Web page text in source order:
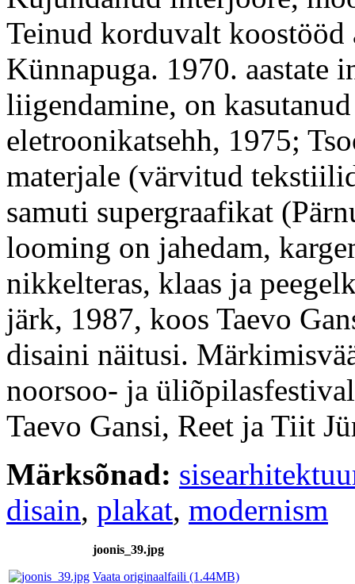
Teinud korduvalt
Künnapuga. 1970. aastate
liigendamine, on
eletroonikatsehh, 1975;
materjale (värvitud
samuti supergraafikat
looming on jahedam,
nikkelteras, klaas ja
järk, 1987, koos Taevo
disaini näitusi.
noorsoo- ja
Taevo Gansi, Reet ja Tiit
Märksõnad:
disain, plakat, modernism
joonis_39.jpg
Vaata originaalfaili (1.44MB)